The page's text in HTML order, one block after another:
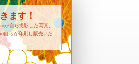
ます！
が自ら撮影した写真、
自らが印刷し販売いた